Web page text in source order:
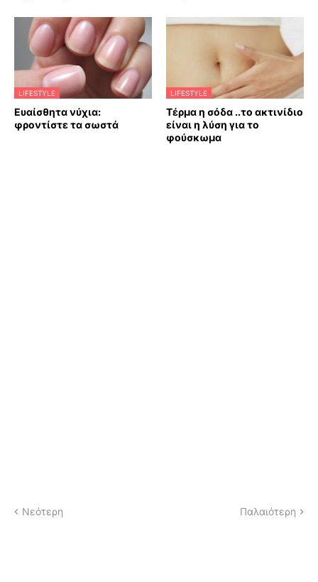
LIFESTYLE
Ευαίσθητα νύχια:
φροντίστε τα σωστά
LIFESTYLE
Τέρμα η σόδα ..το ακτινίδιο
είναι η λύση για το
φούσκωμα
Νεότερη Παλαιότερη